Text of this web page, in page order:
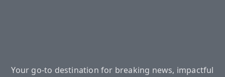
Your go-to destination for breaking news, impactful